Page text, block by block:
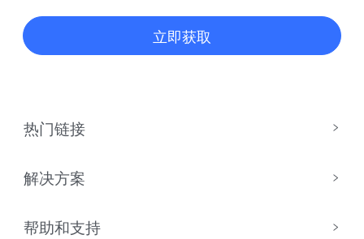
立即获取
热门链接
解决方案
帮助和支持